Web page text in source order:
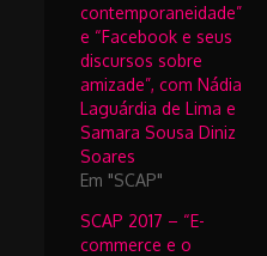
contemporaneidade”
e “Facebook e seus
discursos sobre
amizade”, com Nádia
Laguárdia de Lima e
Samara Sousa Diniz
Soares
Em "SCAP"
SCAP 2017 – “E-
commerce e o